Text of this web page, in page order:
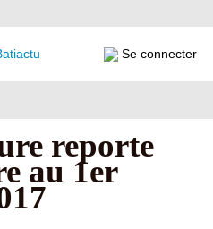
Se connecter
reporte
au 1er